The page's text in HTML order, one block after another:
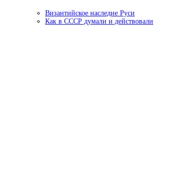
Византийское наследие Руси
Как в СССР думали и действовали